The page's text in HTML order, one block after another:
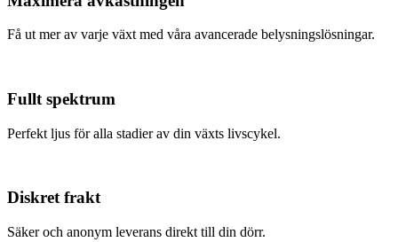
Få ut mer av varje växt med våra avancerade belysningslösningar.
Fullt spektrum
Perfekt ljus för alla stadier av din växts livscykel.
Diskret frakt
Säker och anonym leverans direkt till din dörr.